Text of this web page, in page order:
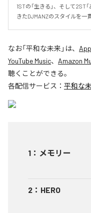
1STの「生きる」、そして2ST
きたDJMANZのスタイルを一
なお「平和な未来 」は、
YouTube Music、 Amazon
聴くことができる。
各配信サービス： 平和な
1 ： メモリー
2 ： HERO